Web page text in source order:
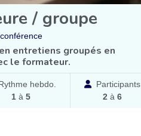
/ groupe
entretiens groupés en
le formateur.
hebdo.
1 à5
Participants
2à 6